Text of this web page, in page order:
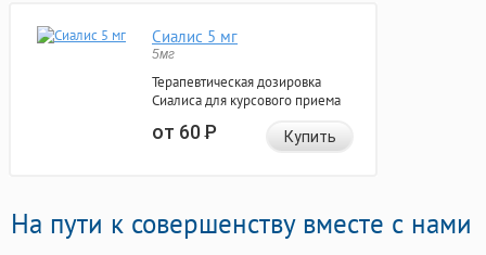
Сиалис 5 мг
5мг
Терапевтическая дозировка
Сиалиса для курсового приема
от 60Р Купить
На пути к совершенству вместе с нами